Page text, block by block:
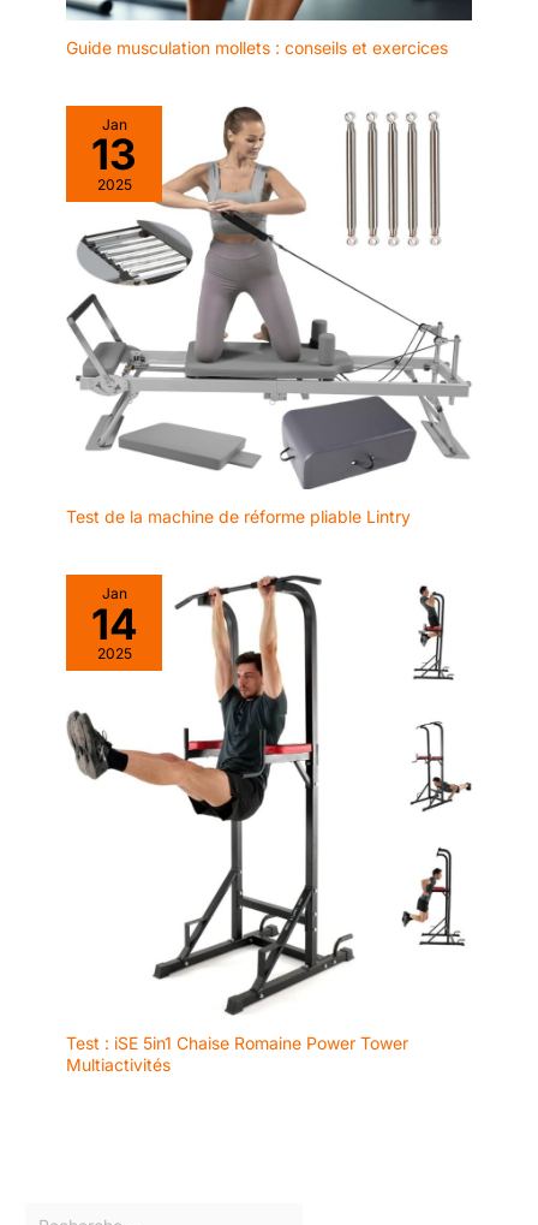
Que vous soyez un
cherchant à améliorer
un débutant à la
recherche d'un
entraînement plus
efficace, cet ensemble
polyvalent permettra
d'améliorer votre
entraînement pour des
résultats plus rapides et
plus efficaces. Service
client professionnel et
chaîne
d'approvisionnement,
nous fournissons des
liens pour la mise à
niveau et le
remplacement de tous
les accessoires. Tous les
de fournir la meilleure
expérience d'achat et
une expérience
d'utilisation à tous les
clients.
Guide musculation mollets : conseils et exercices
Jan
13
2025
Test de la machine de réforme pliable Lintry
Jan
14
2025
Test : iSE 5in1 Chaise Romaine Power Tower
Multiactivités